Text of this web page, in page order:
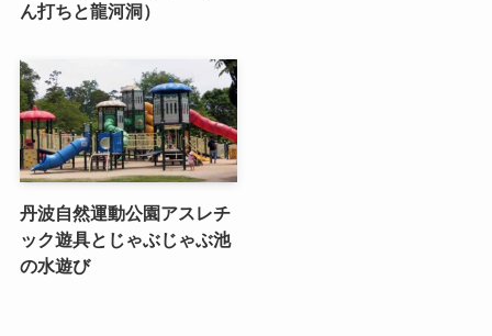
ん打ちと龍河洞）
丹波自然運動公園アスレチ
ック遊具とじゃぶじゃぶ池
の水遊び